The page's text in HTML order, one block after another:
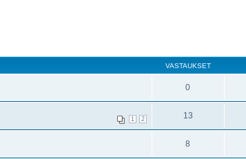
VASTAUKSET
0
1 2 13
8